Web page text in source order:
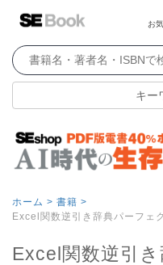
お
キー
ホーム > 書籍 >
Excel関数逆引き辞典パーフ
Excel関数逆引